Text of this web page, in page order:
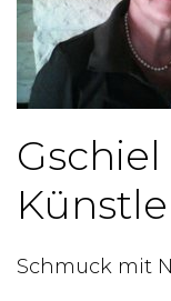
Schmuck mit